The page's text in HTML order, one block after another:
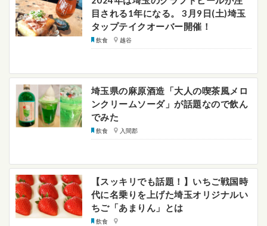
目される1年になる。 3月9日(土)埼玉
タップテイクオーバー開催！
飲食 越谷
埼玉県の麻原酒造「大人の喫茶風メロ
ンクリームソーダ」が話題なので飲ん
でみた
飲食 入間郡
【スッキリでも話題！】いちご戦国時
代に名乗りを上げた埼玉オリジナルい
ちご「あまりん」とは
飲食